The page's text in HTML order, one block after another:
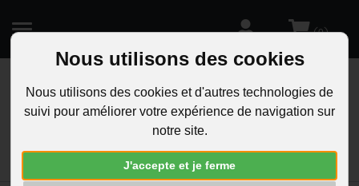
Nous utilisons des cookies
Nous utilisons des cookies et d'autres technologies de
suivi pour améliorer votre expérience de navigation sur
notre site.
J'accepte et je ferme
(0)
Aucune promotion.